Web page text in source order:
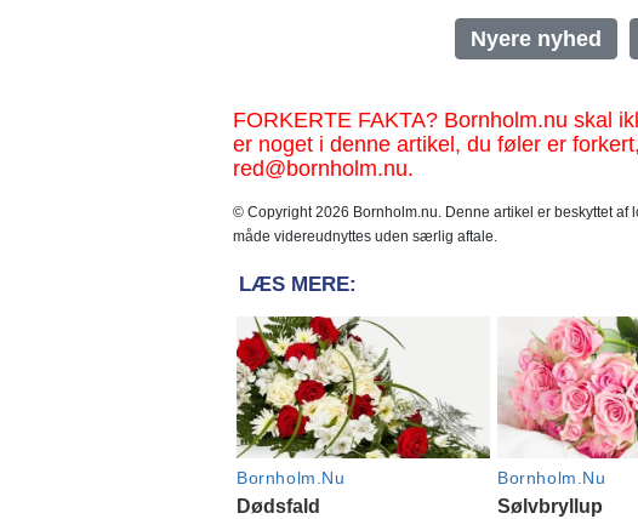
Nyere nyhed
FORKERTE FAKTA? Bornholm.nu skal
er noget i denne artikel, du føler er
red@bornholm.nu.
© Copyright 2026 Bornholm.nu. Denne artikel er beskyttet
måde videreudnyttes uden særlig aftale.